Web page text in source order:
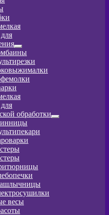
Развернутое
вложенное
меню
обработки
Развернутое
весы